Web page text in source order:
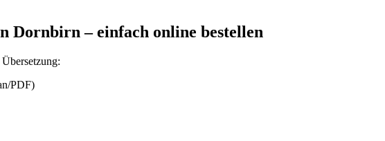
Dornbirn – einfach online bestellen
PDF)